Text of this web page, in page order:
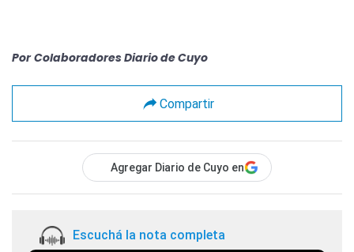
Por Colaboradores Diario de Cuyo
Compartir
Agregar Diario de Cuyo en
Escuchá la nota completa